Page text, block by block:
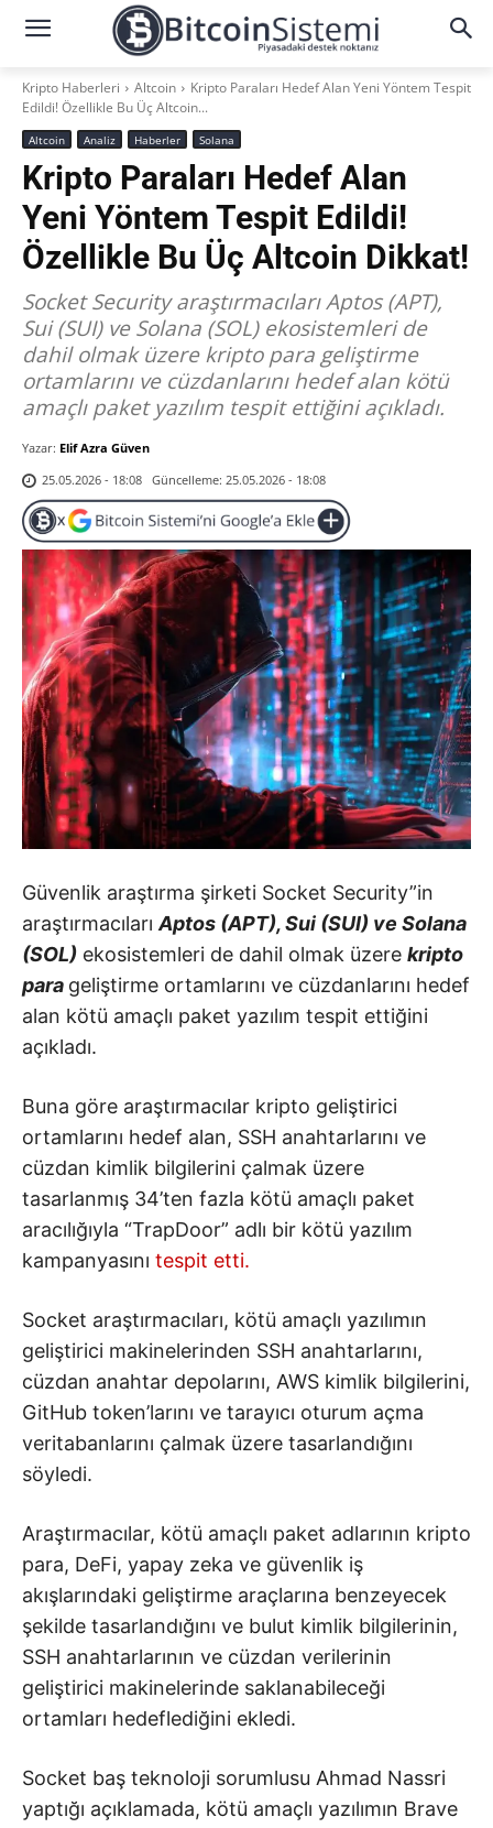
Kripto Haberleri Altcoin
Kripto Paraları Hedef Alan Yeni Yöntem Tespit
Edildi! Özellikle Bu Üç Altcoin...
Altcoin Analiz Haberler Solana
Kripto Paraları Hedef Alan
Yeni Yöntem Tespit Edildi!
Özellikle Bu Üç Altcoin Dikkat!
Socket Security araştırmacıları Aptos (APT),
Sui (SUI) ve Solana (SOL) ekosistemleri de
dahil olmak üzere kripto para geliştirme
ortamlarını ve cüzdanlarını hedef alan kötü
amaçlı paket yazılım tespit ettiğini açıkladı.
Yazar: Elif Azra Güven
25.05.2026 - 18:08 Güncelleme: 25.05.2026 - 18:08
Güvenlik araştırma şirketi Socket Security”in
araştırmacılarıAptos (APT), Sui (SUI) ve Solana
(SOL) ekosistemleri de dahil olmak üzere kripto
para geliştirme ortamlarını ve cüzdanlarını hedef
alan kötü amaçlı paket yazılım tespit ettiğini
açıkladı.
Buna göre araştırmacılar kripto geliştirici
ortamlarını hedef alan, SSH anahtarlarını ve
cüzdan kimlik bilgilerini çalmak üzere
tasarlanmış 34’ten fazla kötü amaçlı paket
aracılığıyla “TrapDoor” adlı bir kötü yazılım
kampanyasını tespit etti.
Socket araştırmacıları, kötü amaçlı yazılımın
geliştirici makinelerinden SSH anahtarlarını,
cüzdan anahtar depolarını, AWS kimlik bilgilerini,
GitHub token’larını ve tarayıcı oturum açma
veritabanlarını çalmak üzere tasarlandığını
söyledi.
Araştırmacılar, kötü amaçlı paket adlarının kripto
para, DeFi, yapay zeka ve güvenlik iş
akışlarındaki geliştirme araçlarına benzeyecek
şekilde tasarlandığını ve bulut kimlik bilgilerinin,
SSH anahtarlarının ve cüzdan verilerinin
geliştirici makinelerinde saklanabileceği
ortamları hedeflediğini ekledi.
Socket baş teknoloji sorumlusu Ahmad Nassri
yaptığı açıklamada, kötü amaçlı yazılımın Brave